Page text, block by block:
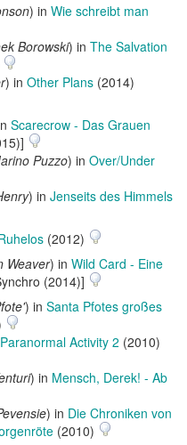
) in Wie schreibt man
Borowski) in The Salvation
) in Other Plans (2014)
Scarecrow - Das Grauen
Puzzo) in Over/Under
) in Jenseits des Himmels
(2012)
Weaver) in Wild Card - Eine
(2014)]
) in Santa Pfotes großes
Paranormal Activity 2 (2010)
) in Mensch, Derek! - Ab
) in Die Chroniken von
(2010)